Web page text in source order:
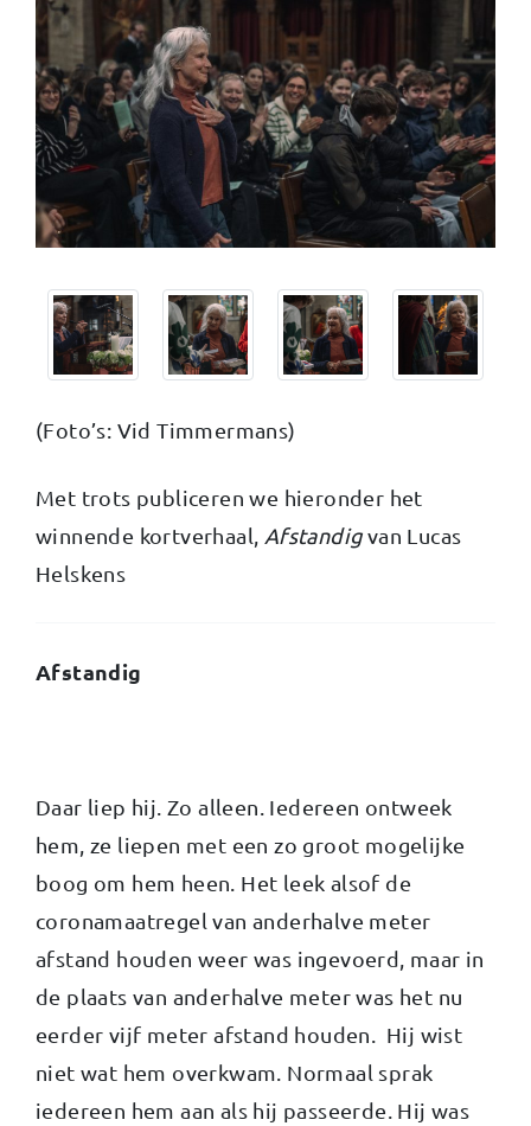
(Foto’s: Vid Timmermans)
Met trots publiceren we hieronder het
winnende kortverhaal, Afstandigvan Lucas
Helskens
Afstandig
Daar liep hij. Zo alleen. Iedereen ontweek
hem, ze liepen met een zo groot mogelijke
boog om hem heen. Het leek alsof de
coronamaatregel van anderhalve meter
afstand houden weer was ingevoerd, maar in
de plaats van anderhalve meter was het nu
eerder vijf meter afstand houden. Hij wist
niet wat hem overkwam. Normaal sprak
iedereen hem aan als hij passeerde. Hij was